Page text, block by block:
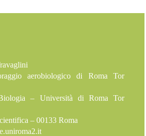
aerobiologico di Roma Tor
– Università di Roma Tor
– 00133 Roma